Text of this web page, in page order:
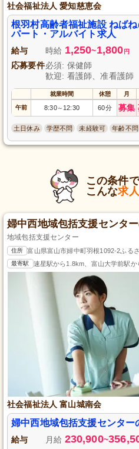
社会福祉法人 愛知慈恵会
根羽村高齢者福祉施設 ねば
パート・アルバイト求人
給与 時給 1,250~1,800 円
応募要件必須: 保健師
歓迎: 看護師、准看護師
就業時間 休憩 月
午前 8:30～ 12:30 60分 募集
土日休み 学歴不問 未経験可 年齢不問
この条件
こんな求人
婦中西地域包括支援センタ
地域包括支援センター
住所 富山県富山市婦中町羽根1092-2ふる
最寄駅 速星駅から1.8km、富山大学前駅
社会福祉法人 富山城南会
婦中西地域包括支援センター
給与 月給 230,900~